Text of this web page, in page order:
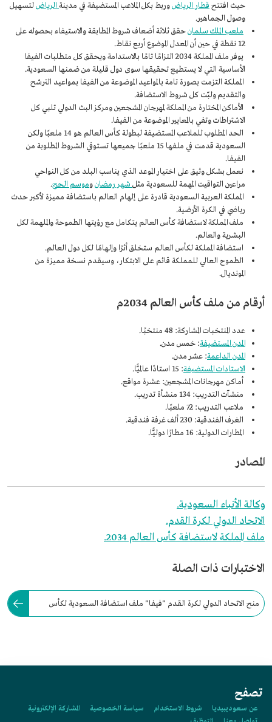
حيث افتتح قطار الرياضوربط بكل الملاعب المستضيفة في مدينة الرياضلتسهيل
وصول الجماهير.
ملعب الملك سلمانحقق ثلاثة أضعاف شروط المطابقة والاستيفاء بحصوله على
12 نقطة في حين أن المعدل الموضوع أربع نقاط.
يوفر ملف المملكة 2034 التزامًا تامًا بالاستدامة ويحقق كل متطلبات الفيفا
الأساسية التي لا يستطيع تحقيقها سوى دول قليلة من ضمنها السعودية.
المملكة التزمت بصورة تامة بالمواعيد الموضوعة من الفيفا بمواعيد الترشح
والتقديم ولبّت كل شروط الاستضافة.
الأماكن المختارة من المملكة لمهرجان المشجعين ومركز البث الدولي تلبي كل
الاشتراطات وتفي بالمعايير الموضوعة من الفيفا.
الحد المطلوب للملاعب المستضيفة لبطولة كأس العالم هو 14 ملعبًا ولكن
السعودية قدمت في ملفها 15 ملعبًا جميعها تستوفي الشروط المطلوبة من
الفيفا.
نعمل بشكل وثيق على اختيار الموعد الذي يناسب البلد من كل النواحي
مراعين التواقيت المهمة للسعودية مثل شهر رمضانوموسم الحج.
المملكة العربية السعودية قادرة على إلهام العالم باستضافة مميزة لأكبر حدث
رياضي في الكرة الأرضية.
ملف المملكة لاستضافة كأس العالم يتكامل مع رؤيتها الطموحة والملهمة لكل
البشرية والعالم.
استضافة المملكة لكأس العالم ستخلق أثرًا وإلهامًا لكل دول العالم.
الطموح العالي للمملكة قائم على الابتكار، وسيقدم نسخة مميزة من
المونديال.
أرقام من ملف كأس العالم 2034م
عدد المنتخبات المشاركة: 48 منتخبًا.
المدن المستضيفة: خمس مدن.
المدن الداعمة: عشر مدن.
الاستادات المستضيفة: 15 استادًا عالميًّا.
أماكن مهرجانات المشجعين: عشرة مواقع.
منشآت التدريب: 134 منشأة تدريب.
ملاعب التدريب: 72 ملعبًا.
الغرف الفندقية: 230 ألف غرفة فندقية.
المطارات الدولية: 16 مطارًا دوليًّا.
المصادر
وكالة الأنباء السعودية.
الاتحاد الدولي لكرة القدم.
ملف المملكة لاستضافة كأس العالم 2034.
الاختبارات ذات الصلة
منح الاتحاد الدولي لكرة القدم "فيفا" ملف استضافة السعودية لكأس
تصفح
عن سعوديبيديا شروط الاستخدام سياسة الخصوصية
المشاركة الإلكترونية